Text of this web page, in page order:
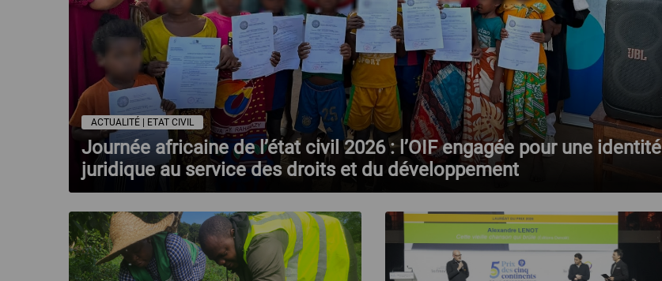
ACTUALITÉ | ETAT CIVIL
Journée africaine de l’état civil 2026 : l’OIF engagée pour une identité
juridique au service des droits et du développement